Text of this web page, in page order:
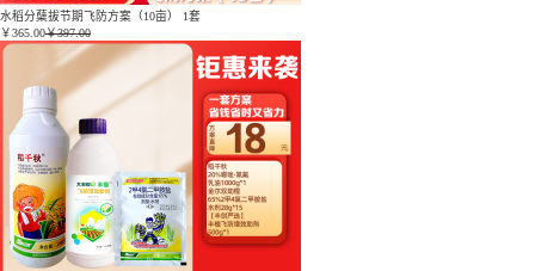
水稻分蘖拔节期飞防方案（10亩） 1套
￥365.00￥397.00